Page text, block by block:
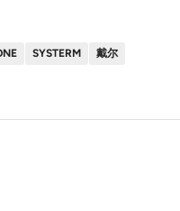
SYSTERM 戴尔